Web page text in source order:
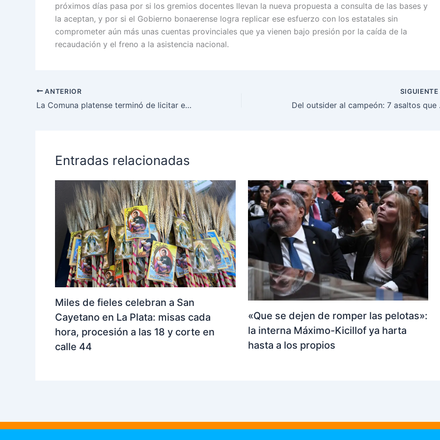
próximos días pasa por si los gremios docentes llevan la nueva propuesta a consulta de las bases y
la aceptan, y por si el Gobierno bonaerense logra replicar ese esfuerzo con los estatales sin
comprometer aún más unas cuentas provinciales que ya vienen bajo presión por la caída de la
recaudación y el freno a la asistencia nacional.
ANTERIOR
La Comuna platense terminó de licitar el zanjeo, el corte de pasto y el barrido, tras el fallo que obligó a dejar la contratación directa
SIGUIENTE
Del
Entradas relacionadas
Miles de fieles celebran a San
Cayetano en La Plata: misas cada
hora, procesión a las 18 y corte en
calle 44
«Que se dejen de romper las pelotas»:
la interna Máximo-Kicillof ya harta
hasta a los propios